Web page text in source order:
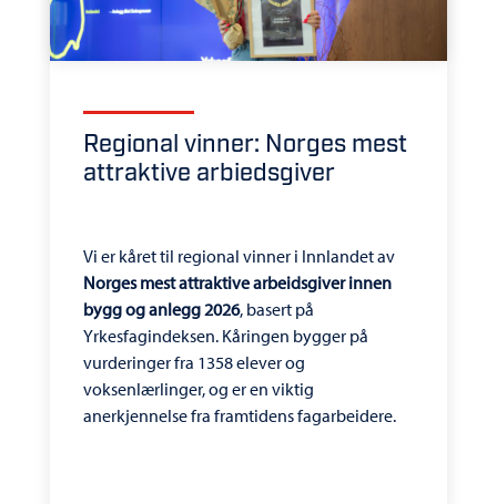
Regional vinner: Norges mest
attraktive arbiedsgiver
Vi er kåret til regional vinner i Innlandet av
Norges mest attraktive arbeidsgiver innen
bygg og anlegg 2026, basert på
Yrkesfagindeksen. Kåringen bygger på
vurderinger fra 1358 elever og
voksenlærlinger, og er en viktig
anerkjennelse fra framtidens fagarbeidere.